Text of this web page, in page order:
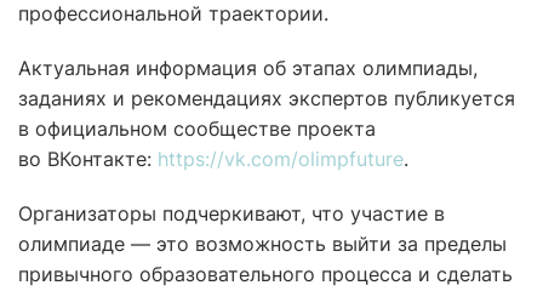
профессиональной траектории.
Актуальная информация об этапах олимпиады,
заданиях и рекомендациях экспертов публикуется
в официальном сообществе проекта
во ВКонтакте: https://vk.com/olimpfuture.
Организаторы подчеркивают, что участие в
олимпиаде — это возможность выйти за пределы
привычного образовательного процесса и сделать